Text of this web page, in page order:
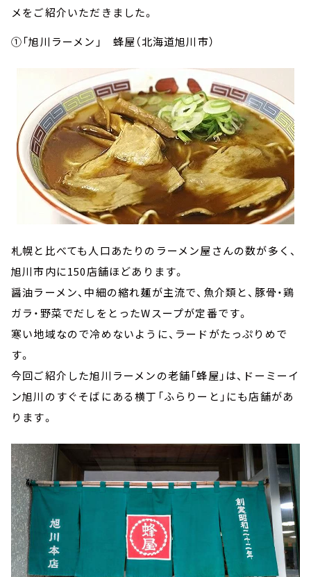
メをご紹介いただきました。
①「旭川ラーメン」 蜂屋（北海道旭川市）
札幌と比べても人口あたりのラーメン屋さんの数が多く、
旭川市内に150店舗ほどあります。
醤油ラーメン、中細の縮れ麺が主流で、魚介類と、豚骨・鶏
ガラ・野菜でだしをとったWスープが定番です。
寒い地域なので冷めないように、ラードがたっぷりめで
す。
今回ご紹介した旭川ラーメンの老舗「蜂屋」は、ドーミーイ
ン旭川のすぐそばにある横丁「ふらりーと」にも店舗があ
ります。